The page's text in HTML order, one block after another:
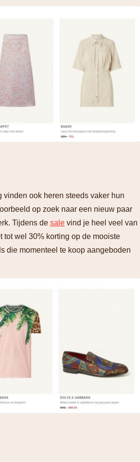
ook heren steeds vaker hun
op zoek naar een nieuw paar
Tijdens de sale vind je heel veel van
tot wel 30% korting op de mooiste
die momenteel te koop aangeboden